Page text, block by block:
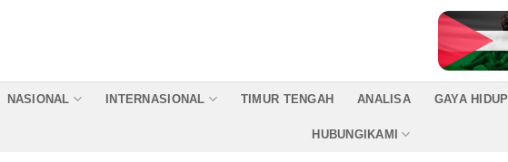
NASIONAL INTERNASIONAL TIMUR TENGAH ANALISA GAYA HIDUP
HUBUNGIKAMI